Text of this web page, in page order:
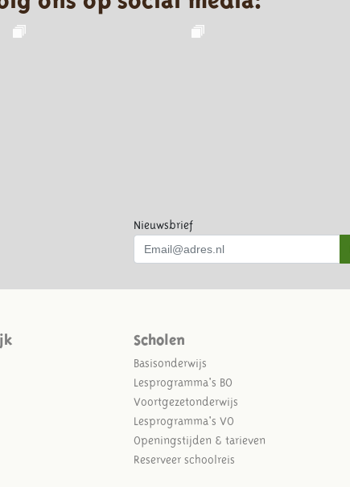
Nieuwsbrief
Scholen
Basisonderwijs
Lesprogramma's BO
Voortgezetonderwijs
Lesprogramma's VO
Openingstijden & tarieven
Reserveer schoolreis